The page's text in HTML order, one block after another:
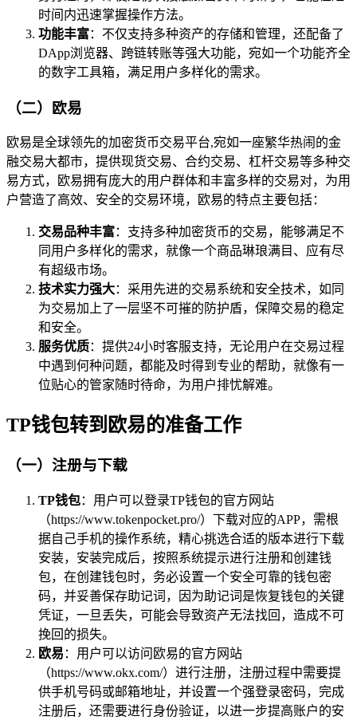
时间内迅速掌握操作方法。
功能丰富：不仅支持多种资产的存储和管理，还配备了
DApp浏览器、跨链转账等强大功能，宛如一个功能齐全
的数字工具箱，满足用户多样化的需求。
（二）欧易
欧易是全球领先的加密货币交易平台,宛如一座繁华热闹的金
融交易大都市，提供现货交易、合约交易、杠杆交易等多种交
易方式，欧易拥有庞大的用户群体和丰富多样的交易对，为用
户营造了高效、安全的交易环境，欧易的特点主要包括：
交易品种丰富：支持多种加密货币的交易，能够满足不
同用户多样化的需求，就像一个商品琳琅满目、应有尽
有超级市场。
技术实力强大：采用先进的交易系统和安全技术，如同
为交易加上了一层坚不可摧的防护盾，保障交易的稳定
和安全。
服务优质：提供24小时客服支持，无论用户在交易过程
中遇到何种问题，都能及时得到专业的帮助，就像有一
位贴心的管家随时待命，为用户排忧解难。
TP钱包转到欧易的准备工作
（一）注册与下载
TP钱包：用户可以登录TP钱包的官方网站
（https://www.tokenpocket.pro/）下载对应的APP，需根
据自己手机的操作系统，精心挑选合适的版本进行下载
安装，安装完成后，按照系统提示进行注册和创建钱
包，在创建钱包时，务必设置一个安全可靠的钱包密
码，并妥善保存助记词，因为助记词是恢复钱包的关键
凭证，一旦丢失，可能会导致资产无法找回，造成不可
挽回的损失。
欧易 ：用户可以访问欧易的官方网站
（https://www.okx.com/）进行注册，注册过程中需要提
供手机号码或邮箱地址，并设置一个强登录密码，完成
注册后，还需要进行身份验证，以进一步提高账户的安